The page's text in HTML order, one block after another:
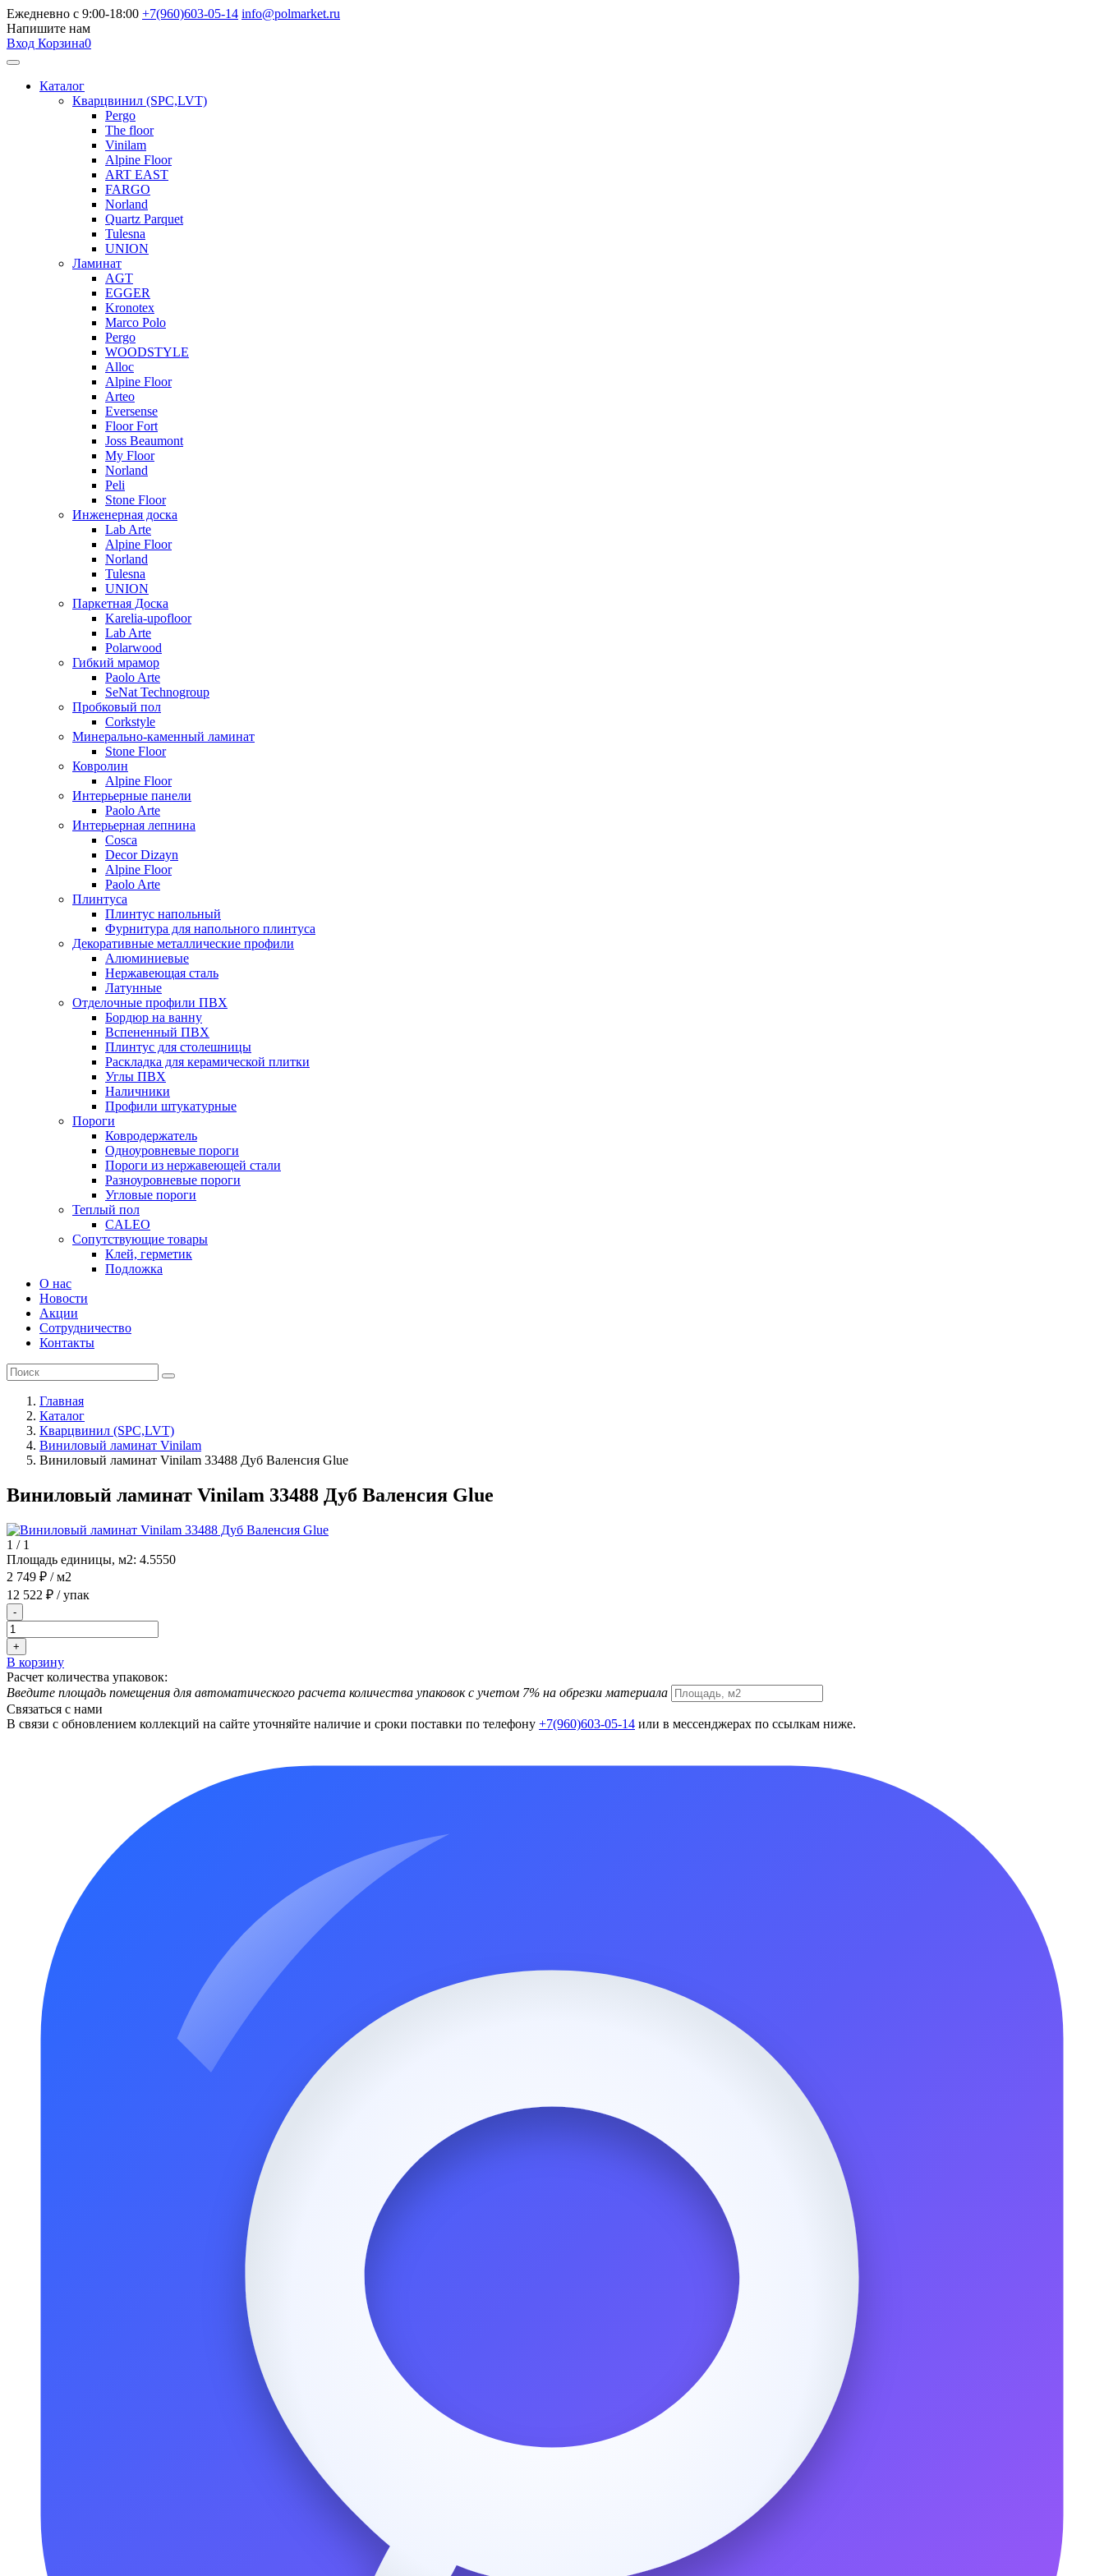
Ежедневно с 9:00-18:00 +7(960)603-05-14 info@polmarket.ru
Напишите нам
Вход Корзина0
Каталог
Кварцвинил (SPC,LVT)
Pergo
The floor
Vinilam
Alpine Floor
ART EAST
FARGO
Norland
Quartz Parquet
Tulesna
UNION
Ламинат
AGT
EGGER
Kronotex
Marco Polo
Pergo
WOODSTYLE
Alloc
Alpine Floor
Arteo
Eversense
Floor Fort
Joss Beaumont
My Floor
Norland
Peli
Stone Floor
Инженерная доска
Lab Arte
Alpine Floor
Norland
Tulesna
UNION
Паркетная Доска
Karelia-upofloor
Lab Arte
Polarwood
Гибкий мрамор
Paolo Arte
SeNat Technogroup
Пробковый пол
Corkstyle
Минерально-каменный ламинат
Stone Floor
Ковролин
Alpine Floor
Интерьерные панели
Paolo Arte
Интерьерная лепнина
Cosca
Decor Dizayn
Alpine Floor
Paolo Arte
Плинтуса
Плинтус напольный
Фурнитура для напольного плинтуса
Декоративные металлические профили
Алюминиевые
Нержавеющая сталь
Латунные
Отделочные профили ПВХ
Бордюр на ванну
Вспененный ПВХ
Плинтус для столешницы
Раскладка для керамической плитки
Углы ПВХ
Наличники
Профили штукатурные
Пороги
Ковродержатель
Одноуровневые пороги
Пороги из нержавеющей стали
Разноуровневые пороги
Угловые пороги
Теплый пол
CALEO
Сопутствующие товары
Клей, герметик
Подложка
О нас
Новости
Акции
Сотрудничество
Контакты
Главная
Каталог
Кварцвинил (SPC,LVT)
Виниловый ламинат Vinilam
Виниловый ламинат Vinilam 33488 Дуб Валенсия Glue
Виниловый ламинат Vinilam 33488 Дуб Валенсия Glue
1 / 1
Площадь единицы, м2: 4.5550
2 749 ₽ / м2
12 522 ₽ / упак
-
+
В корзину
Расчет количества упаковок:
Введите площадь помещения для автоматического расчета количества упаковок с учетом 7% на обрезки материала
Связаться с нами
В связи с обновлением коллекций на сайте уточняйте наличие и сроки поставки по телефону +7(960)603-05-14 или в мессенджерах по ссылкам ниже.